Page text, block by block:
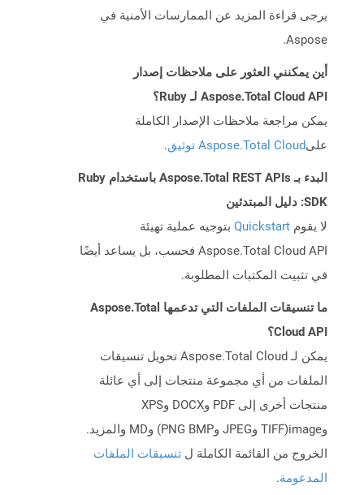
يرجى قراءة المزيد عن الممارسات الأمنية في
Aspose.
أين يمكنني العثور على ملاحظات إصدار
Aspose.Total Cloud API لـ Ruby؟
يمكن مراجعة ملاحظات الإصدار الكاملة
علىAspose.Total Cloud توثيق .
البدء بـ Aspose.Total REST APIs باستخدام Ruby
SDK: دليل المبتدئين
لا يقوم Quickstart بتوجيه عملية تهيئة
Aspose.Total Cloud API فحسب، بل يساعد أيضًا
في تثبيت المكتبات المطلوبة.
ما تنسيقات الملفات التي تدعمها Aspose.Total
Cloud API؟
يمكن لـ Aspose.Total Cloud تحويل تنسيقات
الملفات من أي مجموعة منتجات إلى أي عائلة
منتجات أخرى إلى PDF وDOCX وXPS
وimage(TIFF وJPEG وPNG BMP) وMD والمزيد.
الخروج من القائمة الكاملة ل تنسيقات الملفات
المدعومة.